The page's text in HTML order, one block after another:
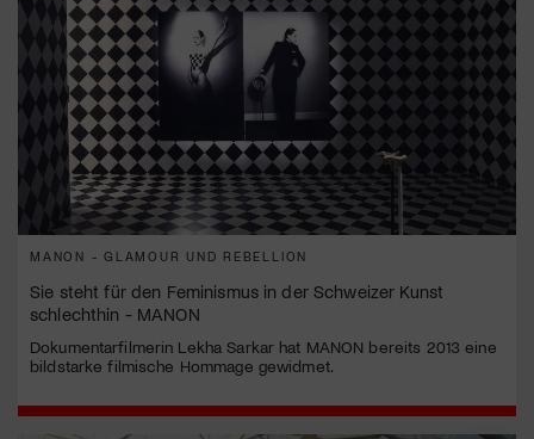
MANON - GLAMOUR UND REBELLION
Sie steht für den Feminismus in der Schweizer Kunst
schlechthin - MANON
Dokumentarfilmerin Lekha Sarkar hat MANON bereits 2013 eine
bildstarke filmische Hommage gewidmet.